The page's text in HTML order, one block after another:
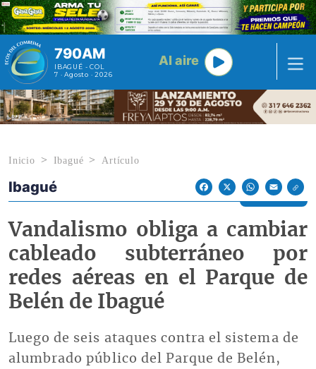
Pasar al contenido principal
790AM
IBAGUÉ - COL
7 · Agosto · 2026
Al aire
Inicio Ibagué Artículo
Econoticias y Eventos
Ibagué
FacebookX WhatsAppEmail
Vandalismo obliga a cambiar
cableado subterráneo por
redes aéreas en el Parque de
Belén de Ibagué
Luego de seis ataques contra el sistema de
alumbrado público del Parque de Belén,